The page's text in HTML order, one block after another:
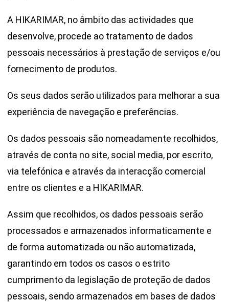
A HIKARIMAR, no âmbito das actividades que
desenvolve, procede ao tratamento de dados
pessoais necessários à prestação de serviços e/ou
fornecimento de produtos.
Os seus dados serão utilizados para melhorar a sua
experiência de navegação e preferências.
Os dados pessoais são nomeadamente recolhidos,
através de conta no site, social media, por escrito,
via telefónica e através da interacção comercial
entre os clientes e a HIKARIMAR.
Assim que recolhidos, os dados pessoais serão
processados e armazenados informaticamente e
de forma automatizada ou não automatizada,
garantindo em todos os casos o estrito
cumprimento da legislação de proteção de dados
pessoais, sendo armazenados em bases de dados